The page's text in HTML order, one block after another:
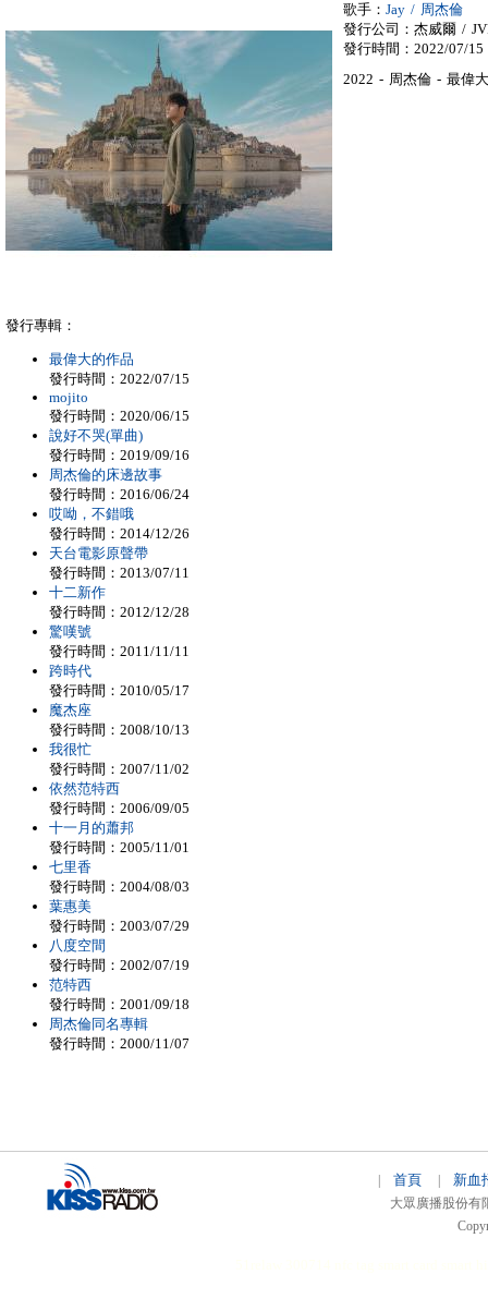
歌手： Jay / 周杰倫
發行公司：杰威爾 /
發行時間：2022/07/15
2022 - 周杰倫 - 最偉
發行專輯：
最偉大的作品
發行時間：2022/07/15
mojito
發行時間：2020/06/15
說好不哭(單曲)
發行時間：2019/09/16
周杰倫的床邊故事
發行時間：2016/06/24
哎呦，不錯哦
發行時間：2014/12/26
天台電影原聲帶
發行時間：2013/07/11
十二新作
發行時間：2012/12/28
驚嘆號
發行時間：2011/11/11
跨時代
發行時間：2010/05/17
魔杰座
發行時間：2008/10/13
我很忙
發行時間：2007/11/02
依然范特西
發行時間：2006/09/05
十一月的蕭邦
發行時間：2005/11/01
七里香
發行時間：2004/08/03
葉惠美
發行時間：2003/07/29
八度空間
發行時間：2002/07/19
范特西
發行時間：2001/09/18
周杰倫同名專輯
發行時間：2000/11/07
| 首頁| 新血
大眾廣播股份有